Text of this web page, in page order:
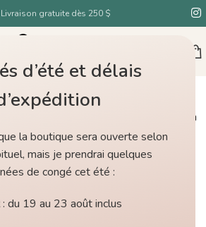
d’été et délais
la boutique sera ouverte selon
mais je prendrai quelques
de congé cet été :
: du 19 au 23 août inclus
Livraison gratuite dès 250 $
Shetland Spindrift Black/Shaela
Spindrift Black/Shaela